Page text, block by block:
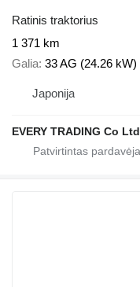
Ratinis traktorius
1 371 km
Galia 33 AG (24.26 kW)
Japonija
EVERY TRADING Co Ltd